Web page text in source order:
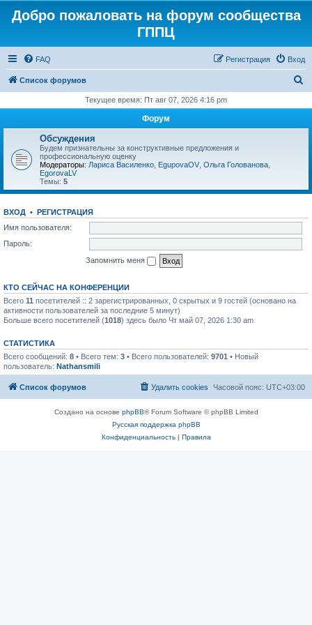
Добро пожаловать на форум сообщества
ГППЦ
FAQ Вход
Регистрация
Список форумов
с
Текущее время: Пт авг 07, 2026 4:16 pm
Форум
Обсуждения
Будем признательны за конструктивные предложения и
профессиональную оценку
Модераторы: Лариса Василенко EgupovaOV, Ольга Голованова
EgorovaLV
Темы: 5
ВХОД • РЕГИСТРАЦИЯ
Имя пользователя:
Пароль:
Запомнить меня
КТО СЕЙЧАС НА КОНФЕРЕНЦИИ
Всего 11 посетителей :: 2 зарегистрированных, 0 скрытых и 9 гостей (основано на
активности пользователей за последние 5 минут)
Больше всего посетителей (1018) здесь было Чт май 07, 2026 1:30 am
СТАТИСТИКА
Всего сообщений: 8 • Всего тем: 3 • Всего пользователей: 9701 • Новый
пользователь: Nathansmili
Список форумов Часовой пояс: UTC+03:00
Удалить cookies
Создано на основе phpBB® Forum Software © phpBB Limited
Русская поддержка phpBB
Конфиденциальность| Правила